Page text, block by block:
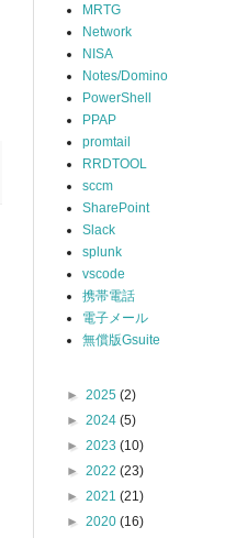
MRTG
Network
NISA
Notes/Domino
PowerShell
PPAP
promtail
RRDTOOL
sccm
SharePoint
Slack
splunk
vscode
携帯電話
電子メール
無償版Gsuite
► 2025 (2)
► 2024 (5)
► 2023 (10)
► 2022 (23)
► 2021 (21)
► 2020 (16)